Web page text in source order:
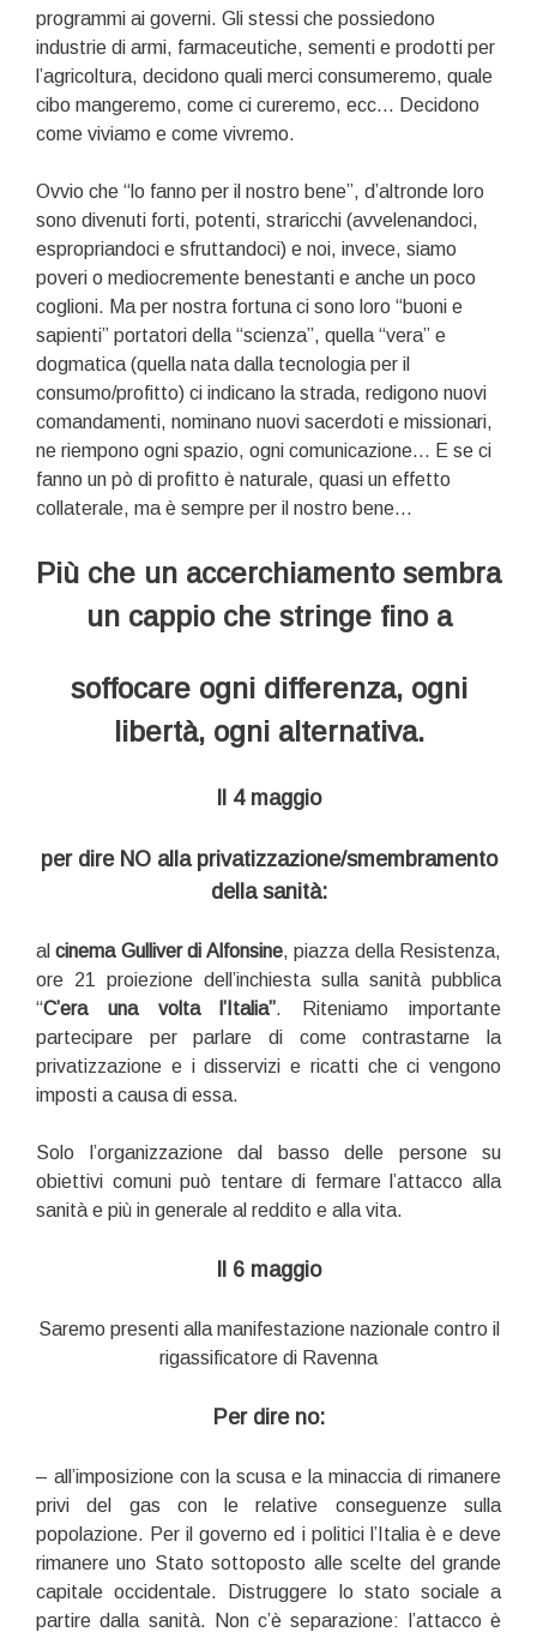
programmi ai governi. Gli stessi che possiedono
industrie di armi, farmaceutiche, sementi e prodotti per
l’agricoltura, decidono quali merci consumeremo, quale
cibo mangeremo, come ci cureremo, ecc… Decidono
come viviamo e come vivremo.
Ovvio che “lo fanno per il nostro bene”, d’altronde loro
sono divenuti forti, potenti, straricchi (avvelenandoci,
espropriandoci e sfruttandoci) e noi, invece, siamo
poveri o mediocremente benestanti e anche un poco
coglioni. Ma per nostra fortuna ci sono loro “buoni e
sapienti” portatori della “scienza”, quella “vera” e
dogmatica (quella nata dalla tecnologia per il
consumo/profitto) ci indicano la strada, redigono nuovi
comandamenti, nominano nuovi sacerdoti e missionari,
ne riempono ogni spazio, ogni comunicazione… E se ci
fanno un pò di profitto è naturale, quasi un effetto
collaterale, ma è sempre per il nostro bene…
Più che un accerchiamento sembra
un cappio che stringe fino a
soffocare ogni differenza, ogni
libertà, ogni alternativa.
Il 4 maggio
per dire NO alla privatizzazione/smembramento
della sanità:
alcinema Gulliver di Alfonsine, piazza della Resistenza,
ore 21 proiezione dell’inchiesta sulla sanità pubblica
“C’era una volta l’Italia”. Riteniamo importante
partecipare per parlare di come contrastarne la
privatizzazione e i disservizi e ricatti che ci vengono
imposti a causa di essa.
Solo l’organizzazione dal basso delle persone su
obiettivi comuni può tentare di fermare l’attacco alla
sanità e più in generale al reddito e alla vita.
Il 6 maggio
Saremo presenti alla manifestazione nazionale contro il
rigassificatore di Ravenna
Per dire no:
– all’imposizione con la scusa e la minaccia di rimanere
privi del gas con le relative conseguenze sulla
popolazione. Per il governo ed i politici l’Italia è e deve
rimanere uno Stato sottoposto alle scelte del grande
capitale occidentale. Distruggere lo stato sociale a
partire dalla sanità. Non c’è separazione: l’attacco è